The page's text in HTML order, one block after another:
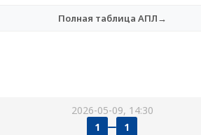
Полная таблица АПЛ→
2026-05-09, 14:30
1 1